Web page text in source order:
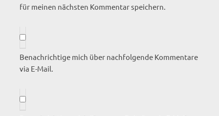
für meinen nächsten Kommentar speichern.
Benachrichtige mich über nachfolgende Kommentare
via E-Mail.